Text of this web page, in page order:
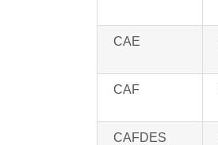
CAE
CAF
CAFDES